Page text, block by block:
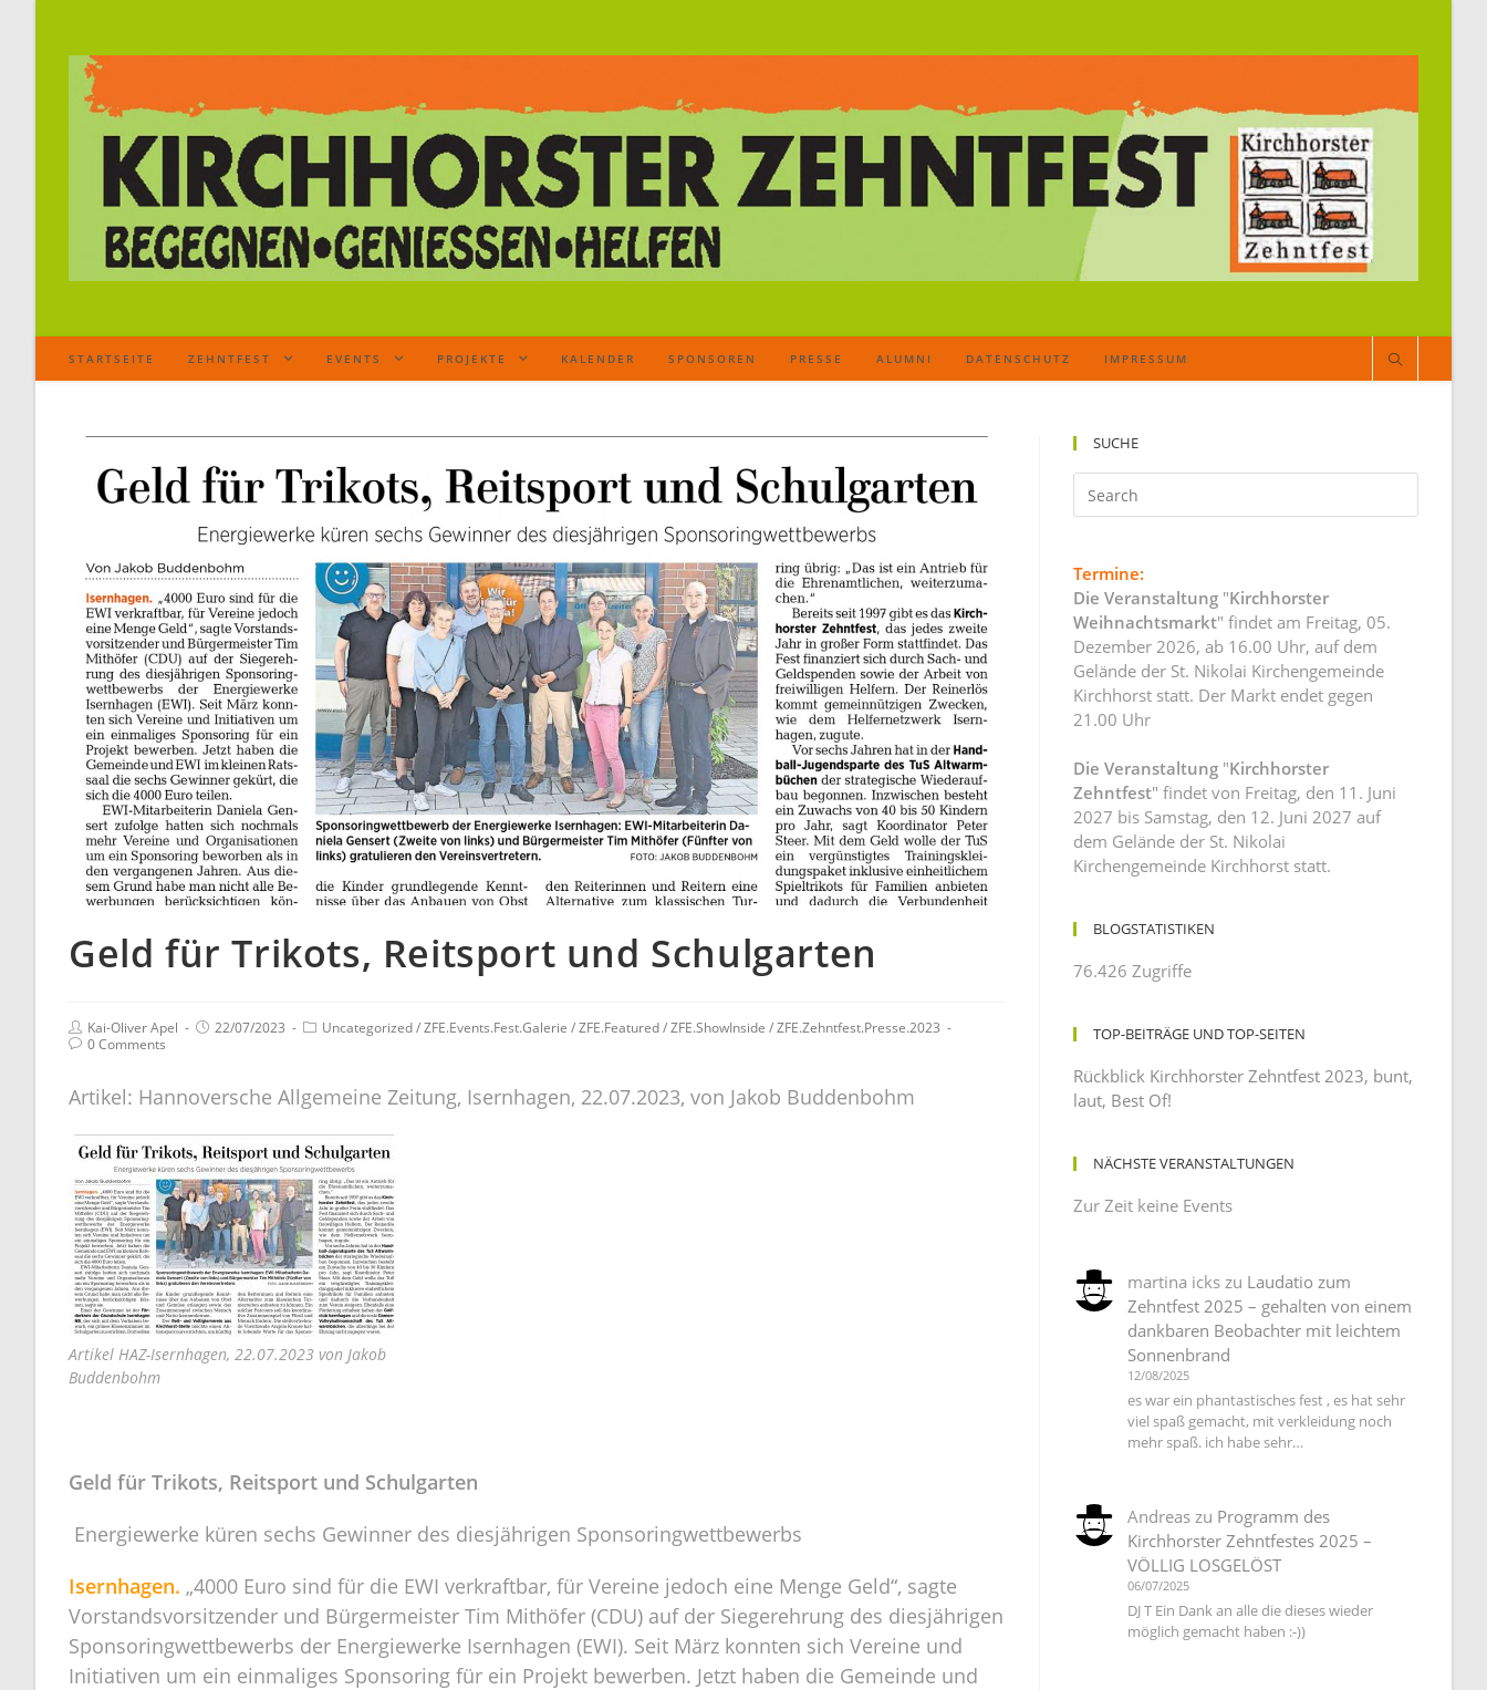
STARTSEITE ZEHNTFEST EVENTS PROJEKTE KALENDER SPONSOREN PRESSE ALUMNI DATENSCHUTZ IMPRESSUM
Geld für Trikots, Reitsport und Schulgarten
Kai-Oliver Apel 22/07/2023 Uncategorized/ZFE.Events.Fest.Galerie /ZFE.Featured/ZFE.ShowInside /ZFE.Zehntfest.Presse.2023
0 Comments
Artikel: Hannoversche Allgemeine Zeitung, Isernhagen, 22.07.2023, von Jakob Buddenbohm
Artikel HAZ-Isernhagen, 22.07.2023 von Jakob
Buddenbohm
Geld für Trikots, Reitsport und Schulgarten
Energiewerke küren sechs Gewinner des diesjährigen Sponsoringwettbewerbs
Isernhagen. „4000 Euro sind für die EWI verkraftbar, für Vereine jedoch eine Menge Geld“, sagte
Vorstandsvorsitzender und Bürgermeister Tim Mithöfer (CDU) auf der Siegerehrung des diesjährigen
Sponsoringwettbewerbs der Energiewerke Isernhagen (EWI). Seit März konnten sich Vereine und
Initiativen um ein einmaliges Sponsoring für ein Projekt bewerben. Jetzt haben die Gemeinde und
SUCHE
Termine:
Die Veranstaltung "Kirchhorster
Weihnachtsmarkt" findet am Freitag, 05.
Dezember 2026, ab 16.00 Uhr, auf dem
Gelände der St. Nikolai Kirchengemeinde
Kirchhorst statt. Der Markt endet gegen
21.00 Uhr
Die Veranstaltung "Kirchhorster
Zehntfest" findet von Freitag, den 11. Juni
2027 bis Samstag, den 12. Juni 2027 auf
dem Gelände der St. Nikolai
Kirchengemeinde Kirchhorst statt.
BLOGSTATISTIKEN
76.426 Zugriffe
TOP-BEITRÄGE UND TOP-SEITEN
Rückblick Kirchhorster Zehntfest 2023, bunt,
laut, Best Of!
NÄCHSTE VERANSTALTUNGEN
Zur Zeit keine Events
martina icks zu Laudatio zum
Zehntfest 2025 – gehalten von einem
dankbaren Beobachter mit leichtem
Sonnenbrand
12/08/2025
es war ein phantastisches fest , es hat sehr
viel spaß gemacht, mit verkleidung noch
mehr spaß. ich habe sehr…
Andreas zu Programm des
Kirchhorster Zehntfestes 2025 –
VÖLLIG LOSGELÖST
06/07/2025
DJ T Ein Dank an alle die dieses wieder
möglich gemacht haben :-))